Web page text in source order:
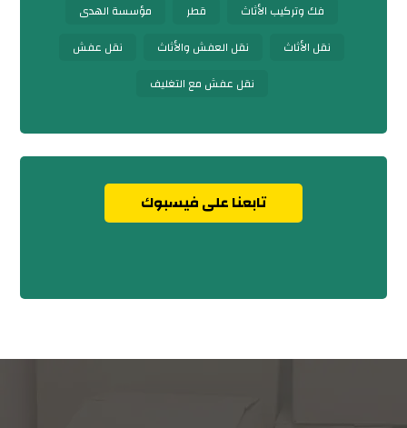
فك وتركيب الأثاث
قطر
مؤسسة الهدى
نقل الأثاث
نقل العفش والأثاث
نقل عفش
نقل عفش مع التغليف
تابعنا على فيسبوك